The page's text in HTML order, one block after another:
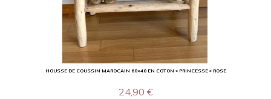
HOUSSE DE COUSSIN MAROCAIN 60×40 EN COTON « PRINCESSE » ROSE
24,90 €